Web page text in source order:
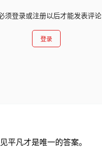
须登录或注册以后才能发表评论
登录
平凡才是唯一的答案。